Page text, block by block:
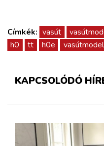
Címkék: vasút
h0
tt h0e
KAPCSOLÓDÓ